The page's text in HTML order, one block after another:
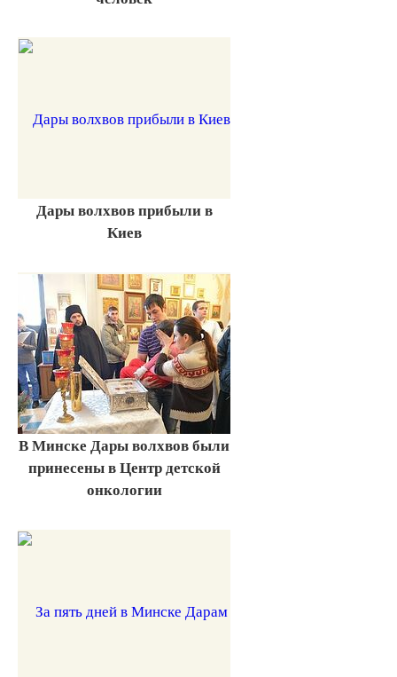
Дары волхвов прибыли в
Киев
В Минске Дары волхвов были
принесены в Центр детской
онкологии